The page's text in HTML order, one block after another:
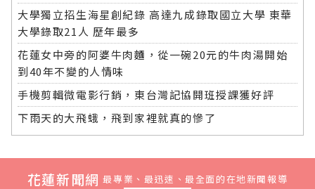
大學獨立招生海星創紀錄 高達九成錄取國立大學 東華
大學錄取21人 歷年最多
花蓮女中旁的阿婆牛肉麵，從一碗20元的牛肉湯開始
到40年不變的人情味
手機剪輯微電影行銷，東台灣記協開班授課獲好評
下雨天的大飛蛾，飛到家裡就真的慘了
花蓮新聞網 最專業、最迅速、最全面的在地新聞報導